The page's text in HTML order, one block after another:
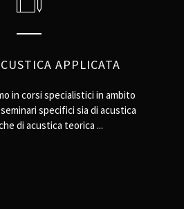
APPLICATA
in corsi specialistici in ambito
specifici sia di acustica
di acustica teorica ...